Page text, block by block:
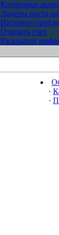
Котировки
Лидеры роста-
Интернет-
Открыть счет
Раскрытие
·
·